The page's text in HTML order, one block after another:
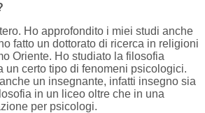
Ho approfondito i miei studi anche
fatto un dottorato di ricerca in religioni
Oriente. Ho studiato la filosofia
un certo tipo di fenomeni psicologici.
un insegnante, infatti insegno sia
in un liceo oltre che in una
per psicologi.